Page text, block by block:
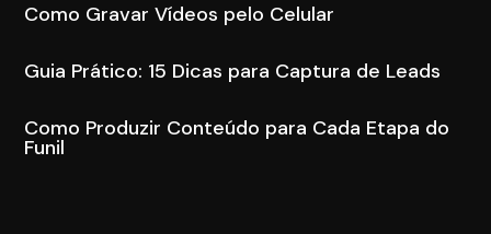
Como Gravar Vídeos pelo Celular
Guia Prático: 15 Dicas para Captura de Leads
Como Produzir Conteúdo para Cada Etapa do
Funil